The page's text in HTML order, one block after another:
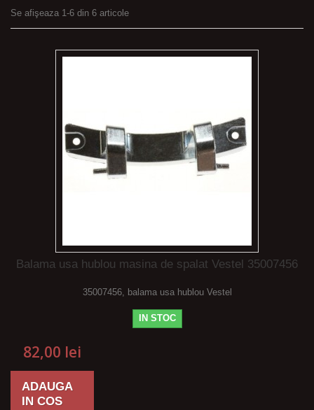
Se afişeaza 1-6 din 6 articole
Balama usa hublou masina de spalat Vestel 35007456
35007456, balama usa hublou Vestel
IN STOC
82,00 lei
ADAUGA
IN COS